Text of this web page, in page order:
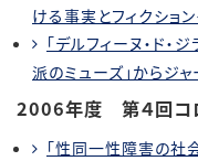
ける事実とフィクシ
「デルフィーヌ・ド
派のミューズ」から
2006年度 第４回コ
「性同一性障害の